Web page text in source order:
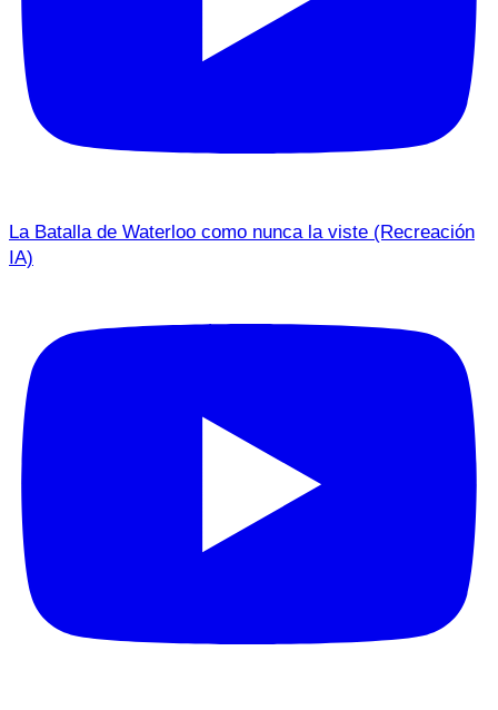
La Batalla de Waterloo como nunca la viste (Recreación
IA)